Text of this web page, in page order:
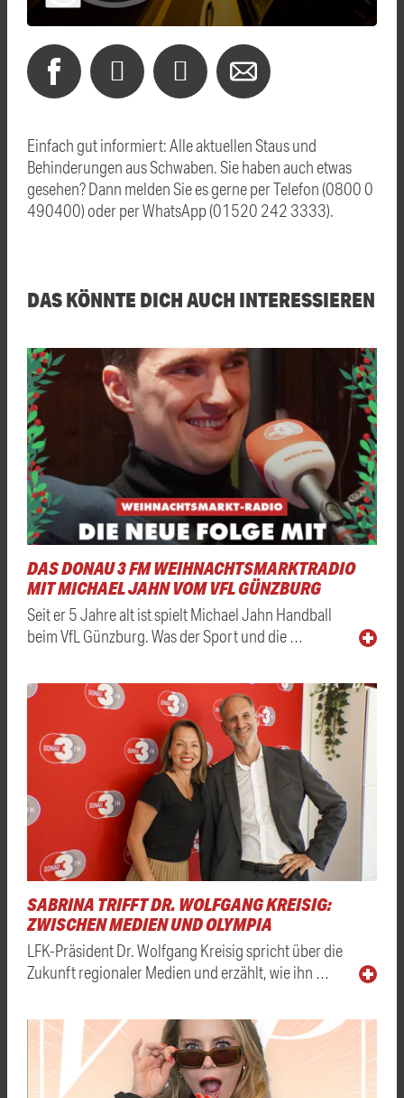
Einfach gut informiert: Alle aktuellen Staus und
Behinderungen aus Schwaben. Sie haben auch etwas
gesehen? Dann melden Sie es gerne per Telefon (0800 0
490400) oder per WhatsApp (01520 242 3333).
DAS KÖNNTE DICH AUCH INTERESSIEREN
DAS DONAU 3 FM WEIHNACHTSMARKTRADIO
MIT MICHAEL JAHN VOM VFL GÜNZBURG
Seit er 5 Jahre alt ist spielt Michael Jahn Handball
beim VfL Günzburg. Was der Sport und die …
SABRINA TRIFFT DR. WOLFGANG KREISIG:
ZWISCHEN MEDIEN UND OLYMPIA
LFK-Präsident Dr. Wolfgang Kreisig spricht über die
Zukunft regionaler Medien und erzählt, wie ihn …